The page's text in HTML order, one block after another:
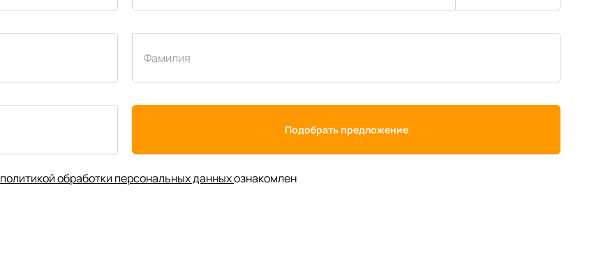
Подобрать предложение
политикой обработки персональных данныхознакомлен